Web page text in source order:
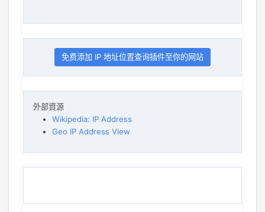
免费添加 IP 地址位置查询插件至你的网站
外部資源
Wikipedia: IP Address
Geo IP Address View